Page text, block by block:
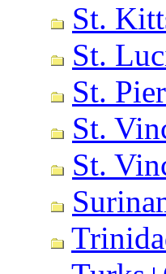
St.
St.
St.
St.
St.